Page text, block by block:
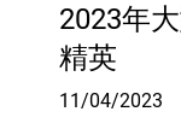
11/04/2023
2023年
精英